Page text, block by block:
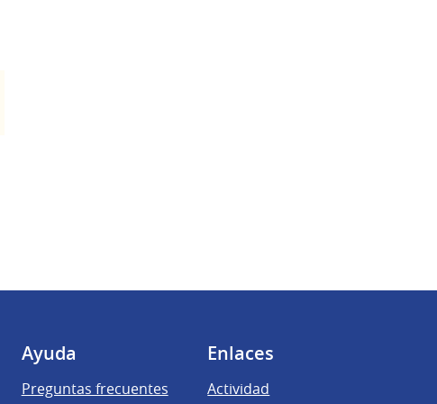
Ayuda
Preguntas frecuentes
Enlaces
Actividad